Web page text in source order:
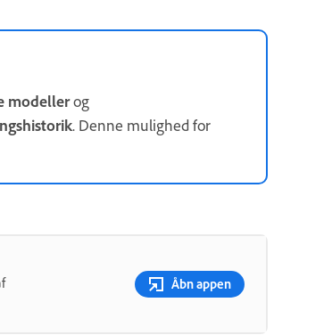
modellerog
. Denne mulighed for
Åbn appen